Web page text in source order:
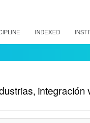
INDEXED
integración